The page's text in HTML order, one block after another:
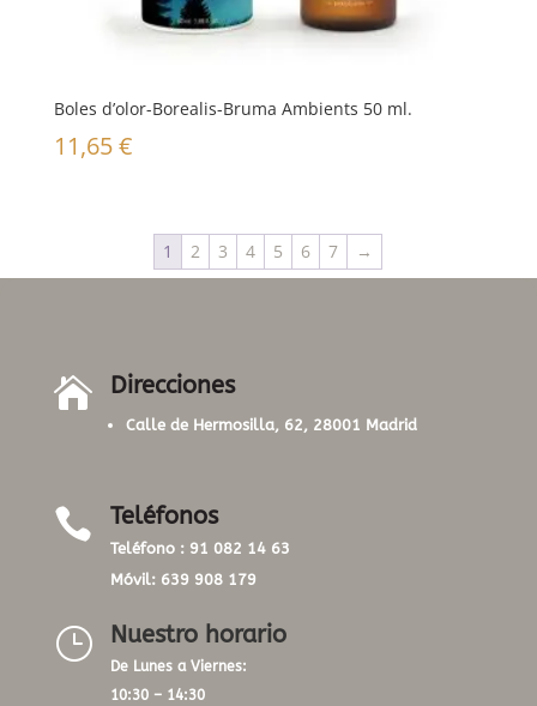
Boles d’olor-Borealis-Bruma Ambients 50 ml.
11,65€
1 2 3 4 5 6 7 →
 Direcciones
Calle de Hermosilla, 62, 28001 Madrid
 Teléfonos
Teléfono : 91 082 14 63
Móvil: 639 908 179
} Nuestro horario
De Lunes a Viernes:
10:30 – 14:30